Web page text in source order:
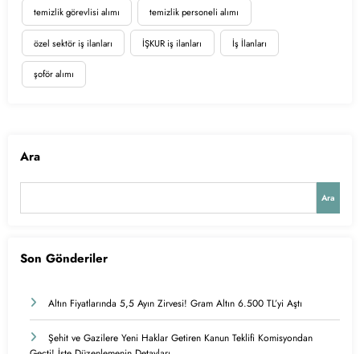
temizlik görevlisi alımı temizlik personeli alımı
özel sektör iş ilanları İŞKUR iş ilanları İş İlanları
şoför alımı
Ara
Ara
Son Gönderiler
Altın Fiyatlarında 5,5 Ayın Zirvesi! Gram Altın 6.500 TL’yi Aştı
Şehit ve Gazilere Yeni Haklar Getiren Kanun Teklifi Komisyondan